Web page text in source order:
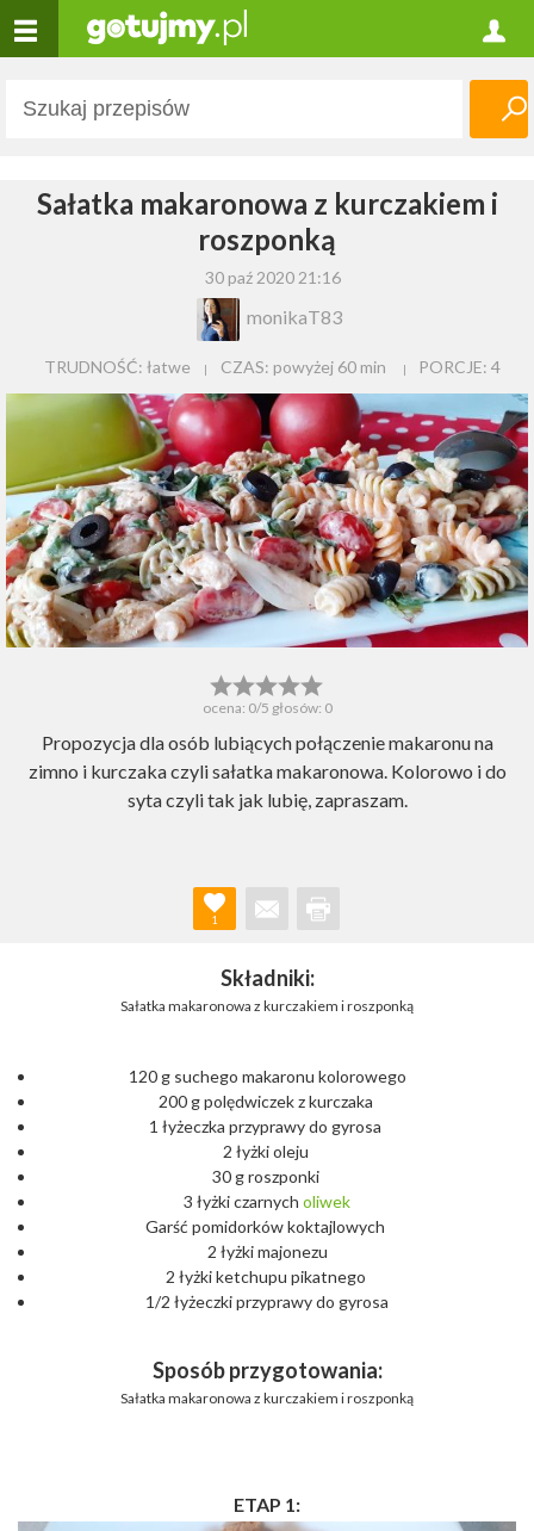
Sałatka makaronowa z kurczakiem i
roszponką
30 paź 2020 21:16
monikaT83
TRUDNOŚĆ: łatwe CZAS: powyżej 60 min PORCJE:4
ocena: 0/5 głosów: 0
Propozycja dla osób lubiących połączenie makaronu na
zimno i kurczaka czyli sałatka makaronowa. Kolorowo i do
syta czyli tak jak lubię, zapraszam.
1
Składniki:
Sałatka makaronowa z kurczakiem i roszponką
120 g suchego makaronu kolorowego
200 g polędwiczek z kurczaka
1 łyżeczka przyprawy do gyrosa
2 łyżki oleju
30 g roszponki
3 łyżki czarnych oliwek
Garść pomidorków koktajlowych
2 łyżki majonezu
2 łyżki ketchupu pikatnego
1/2 łyżeczki przyprawy do gyrosa
Sposób przygotowania:
Sałatka makaronowa z kurczakiem i roszponką
ETAP 1: